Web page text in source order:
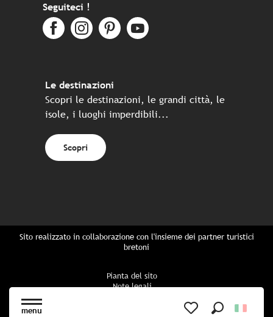
menu
Seguiteci !
Le destinazioni
Scopri le destinazioni, le grandi città, le
isole, i luoghi imperdibili...
Scopri
Sito realizzato in collaborazione con l'insieme dei partner turistici
bretoni
Pianta del sito
Note legali